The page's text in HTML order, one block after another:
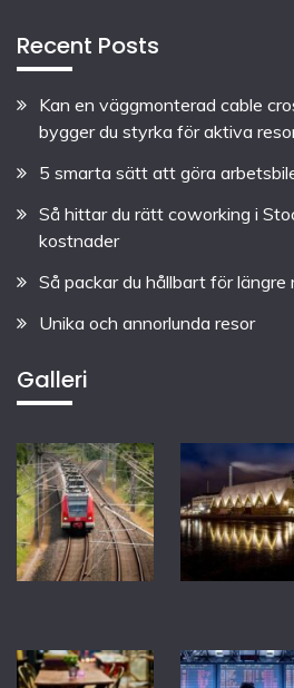
Recent Posts
Kan en väggmonterad cable
bygger du styrka för aktiva
5 smarta sätt att göra
Så hittar du rätt coworking i
kostnader
Så packar du hållbart för längre
Unika och annorlunda resor
Galleri